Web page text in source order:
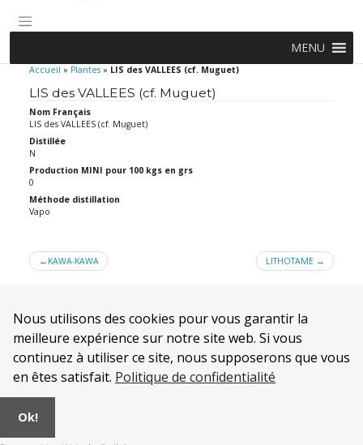
Nous utilisons des cookies pour vous garantir la
meilleure expérience sur notre site web. Si vous
continuez à utiliser ce site, nous supposerons que vous
en êtes satisfait. Politique de confidentialité
Ok!
MENU
Accueil » Plantes » LIS des VALLEES (cf. Muguet)
LIS des VALLEES (cf. Muguet)
Nom Français
LIS des VALLEES (cf. Muguet)
Distillée
N
Production MINI pour 100 kgs en grs
0
Méthode distillation
Vapo
Navigation
KAWA-KAWA LITHOTAME